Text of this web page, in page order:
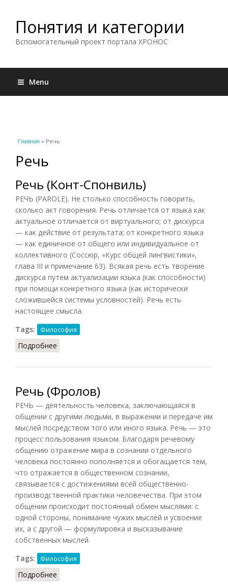
Понятия и категории
Вспомогательный проект портала ХРОНОС
Menu
Вы здесь
Главная » Речь
Речь
Речь (Конт-Спонвиль)
РЕЧЬ (PAROLE). Не столько способность говорить,
сколько акт говорения. Речь отличается от языка как
актуальное отличается от виртуального; от дискурса
— как действие от результата; от конкретного языка
— как единичное от общего или индивидуальное от
коллективного (Соссюр, «Курс общей лингвистики»,
глава III и примечание 63). Всякая речь есть творение
дискурса путем актуализации языка (как способности)
при помощи конкретного языка (как исторически
сложившейся системы условностей). Речь есть
настоящее смысла.
Tags:
Философия
Подробнее
Речь (Фролов)
РЕЧЬ — деятельность человека, заключающаяся в
общении с другими людьми, в выражении и передаче им
мыслей посредством того или иного языка. Речь — это
процесс пользования языком. Благодаря речевому
общению отражение мира в сознании отдельного
человека постоянно пополняется и обогащается тем,
что отражается в общественном сознании,
связывается с достижениями всей общественно-
производственной практики человечества. При этом
общении происходит постоянный обмен мыслями: с
одной стороны, понимание чужих мыслей и усвоение
их, а с другой — формулировка и высказывание
собственных мыслей.
Tags:
Философия
Подробнее